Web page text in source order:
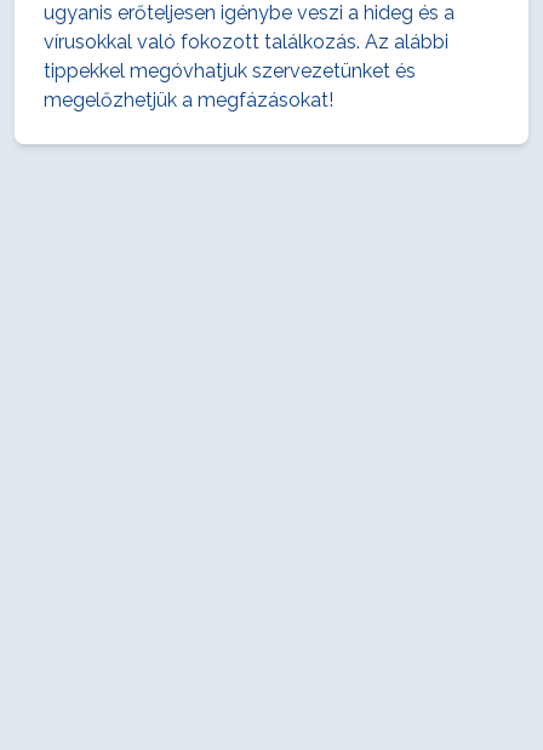
ugyanis erőteljesen igénybe veszi a hideg és a
vírusokkal való fokozott találkozás. Az alábbi
tippekkel megóvhatjuk szervezetünket és
megelőzhetjük a megfázásokat!